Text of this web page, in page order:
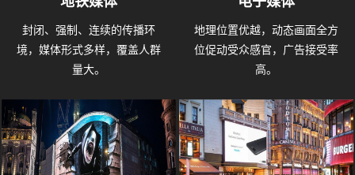
封闭、强制、连续的传播环
境，媒体形式多样，覆盖人群
量大。
地理位置优越，动态画面全方
位促动受众感官，广告接受率
高。